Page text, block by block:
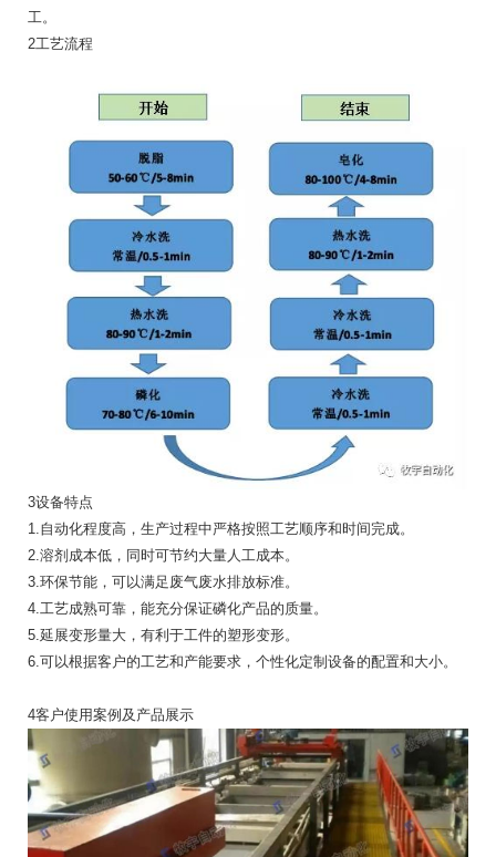
工。
2工艺流程
3设备特点
1.自动化程度高，生产过程中严格按照工艺顺序和时间完成。
2.溶剂成本低，同时可节约大量人工成本。
3.环保节能，可以满足废气废水排放标准。
4.工艺成熟可靠，能充分保证磷化产品的质量。
5.延展变形量大，有利于工件的塑形变形。
6.可以根据客户的工艺和产能要求，个性化定制设备的配置和大小。
4客户使用案例及产品展示